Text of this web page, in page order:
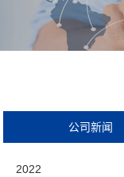
公司新闻
2022